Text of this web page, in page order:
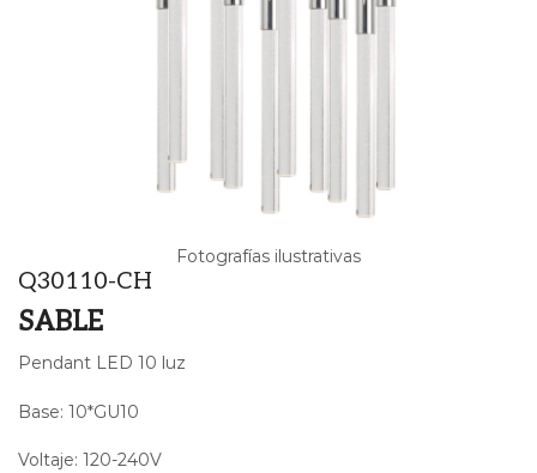
Fotografías ilustrativas
Q30110-CH
SABLE
Pendant LED 10 luz
Base: 10*GU10
Voltaje: 120-240V